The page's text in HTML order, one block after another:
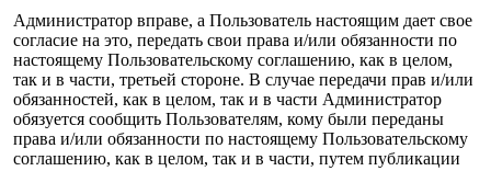
Администратор вправе, а Пользователь настоящим дает свое
согласие на это, передать свои права и/или обязанности по
настоящему Пользовательскому соглашению, как в целом,
так и в части, третьей стороне. В случае передачи прав и/или
обязанностей, как в целом, так и в части Администратор
обязуется сообщить Пользователям, кому были переданы
права и/или обязанности по настоящему Пользовательскому
соглашению, как в целом, так и в части, путем публикации